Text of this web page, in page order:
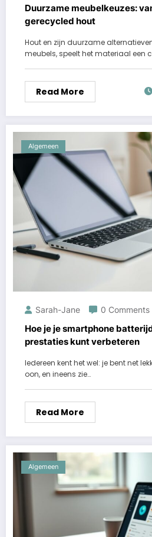
Duurzame meubelkeuzes:
gerecycled hout
Hout en zijn duurzame
meubels, speelt het materiaal een
Read More
Algemeen
Sarah-Jane 0 Comments
Hoe je je smartphone
prestaties kunt verbeteren
Iedereen kent het wel: je bent net
oon, en ineens zie…
Read More
Algemeen